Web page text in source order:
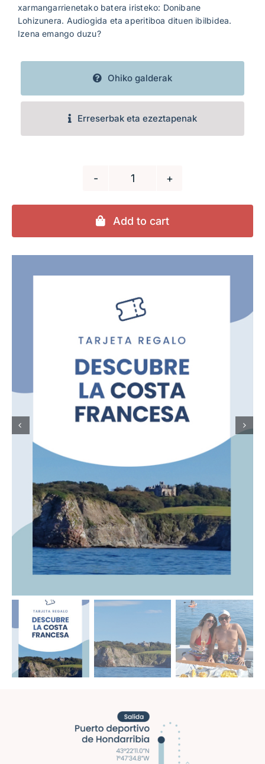
xarmangarrienetako batera iristeko: Donibane
Lohizunera. Audiogida eta aperitiboa dituen ibilbidea.
Izena emango duzu?
Ohiko galderak
Erreserbak eta ezeztapenak
Ezagutu
Frantziako
kostaldea
(copia)
Add to cart